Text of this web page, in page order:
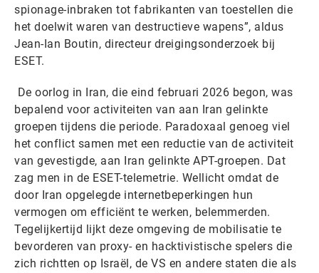
spionage-inbraken tot fabrikanten van toestellen die
het doelwit waren van destructieve wapens”, aldus
Jean-Ian Boutin, directeur dreigingsonderzoek bij
ESET.
De oorlog in Iran, die eind februari 2026 begon, was
bepalend voor activiteiten van aan Iran gelinkte
groepen tijdens die periode. Paradoxaal genoeg viel
het conflict samen met een reductie van de activiteit
van gevestigde, aan Iran gelinkte APT-groepen. Dat
zag men in de ESET-telemetrie. Wellicht omdat de
door Iran opgelegde internetbeperkingen hun
vermogen om efficiënt te werken, belemmerden.
Tegelijkertijd lijkt deze omgeving de mobilisatie te
bevorderen van proxy- en hacktivistische spelers die
zich richtten op Israël, de VS en andere staten die als